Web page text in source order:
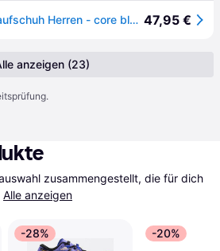
adidas Duramo SL 2 Laufschuh Herren - core black - 42 2/3 47,95 €
Alle anzeigen (23)
zusammengestellt, die für dich
Alle anzeigen
-28% -20%